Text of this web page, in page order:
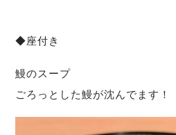
◆座付き
鰻のスープ
ごろっとした鰻が沈んでます！